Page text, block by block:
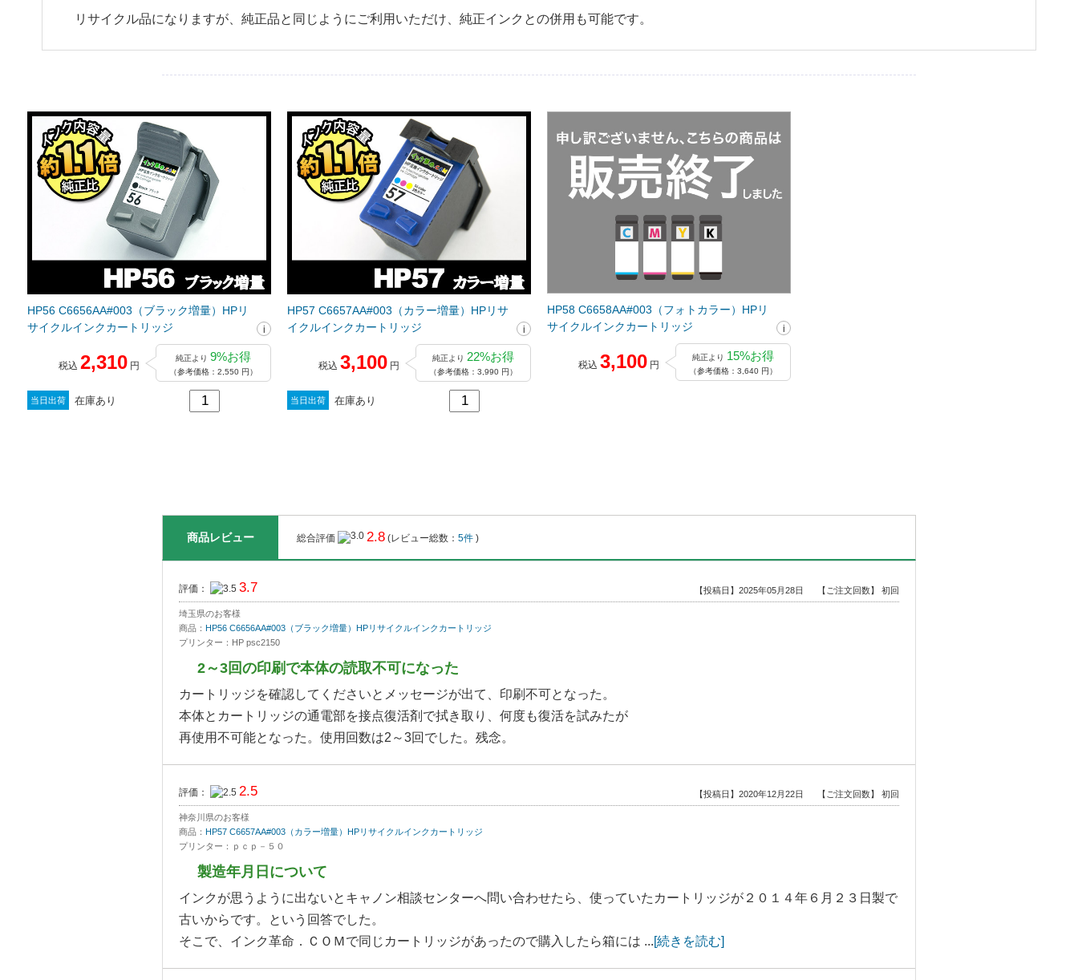
リサイクル品になりますが、純正品と同じようにご利用いただけ、純正インクとの併用も可能です。
HP56 C6656AA#003（ブラック増量）HPリ
サイクルインクカートリッジ
税込 2,310 円
純正より 9%お得
（参考価格：2,550 円）
当日出荷 在庫あり
HP57 C6657AA#003（カラー増量）HPリサ
イクルインクカートリッジ
税込 3,100 円
純正より 22%お得
（参考価格：3,990 円）
当日出荷 在庫あり
HP58 C6658AA#003（フォトカラー）HPリ
サイクルインクカートリッジ
税込 3,100 円
純正より 15%お得
（参考価格：3,640 円）
商品レビュー 総合評価 2.8 (レビュー総数： 5件 )
評価： 3.7 【ご注文回数】 初回
【投稿日】2025年05月28日
埼玉県のお客様
商品： HP56 C6656AA#003（ブラック増量）HPリサイクルインクカートリッジ
プリンター：HP psc2150
2～3回の印刷で本体の読取不可になった
カートリッジを確認してくださいとメッセージが出て、印刷不可となった。
本体とカートリッジの通電部を接点復活剤で拭き取り、何度も復活を試みたが
再使用不可能となった。使用回数は2～3回でした。残念。
評価： 2.5 【ご注文回数】 初回
【投稿日】2020年12月22日
神奈川県のお客様
商品： HP57 C6657AA#003（カラー増量）HPリサイクルインクカートリッジ
プリンター：ｐｃｐ－５０
製造年月日について
インクが思うように出ないとキャノン相談センターへ問い合わせたら、使っていたカートリッジが２０１４年６月２３日製で
古いからです。という回答でした。
そこで、インク革命．ＣＯＭで同じカートリッジがあったので購入したら箱には ...[続きを読む]